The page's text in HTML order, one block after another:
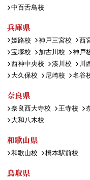
中百舌鳥校
兵庫県
姫路校 神戸三宮校 西
宝塚校
加古川校 神戸
西神中央校
湊川校 川
大久保校
尼崎校 名谷
奈良県
奈良西大寺校 王寺校
大和八木校
和歌山県
和歌山校 橋本駅前校
鳥取県